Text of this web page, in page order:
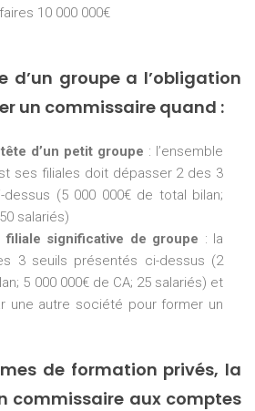
10 000 000€
d’un groupe a l’obligation
un commissaire quand :
d’un petit groupe : l’ensemble
ses filiales doit dépasser 2 des 3
(5 000 000€ de total bilan;
salariés)
significative de groupe : la
3 seuils présentés ci-dessus (2
5 000 000€ de CA; 25 salariés) et
une autre société pour former un
de formation privés, la
commissaire aux comptes